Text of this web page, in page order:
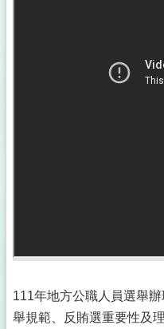
111年地方公職人員選舉
舉規範、反賄選重要性及